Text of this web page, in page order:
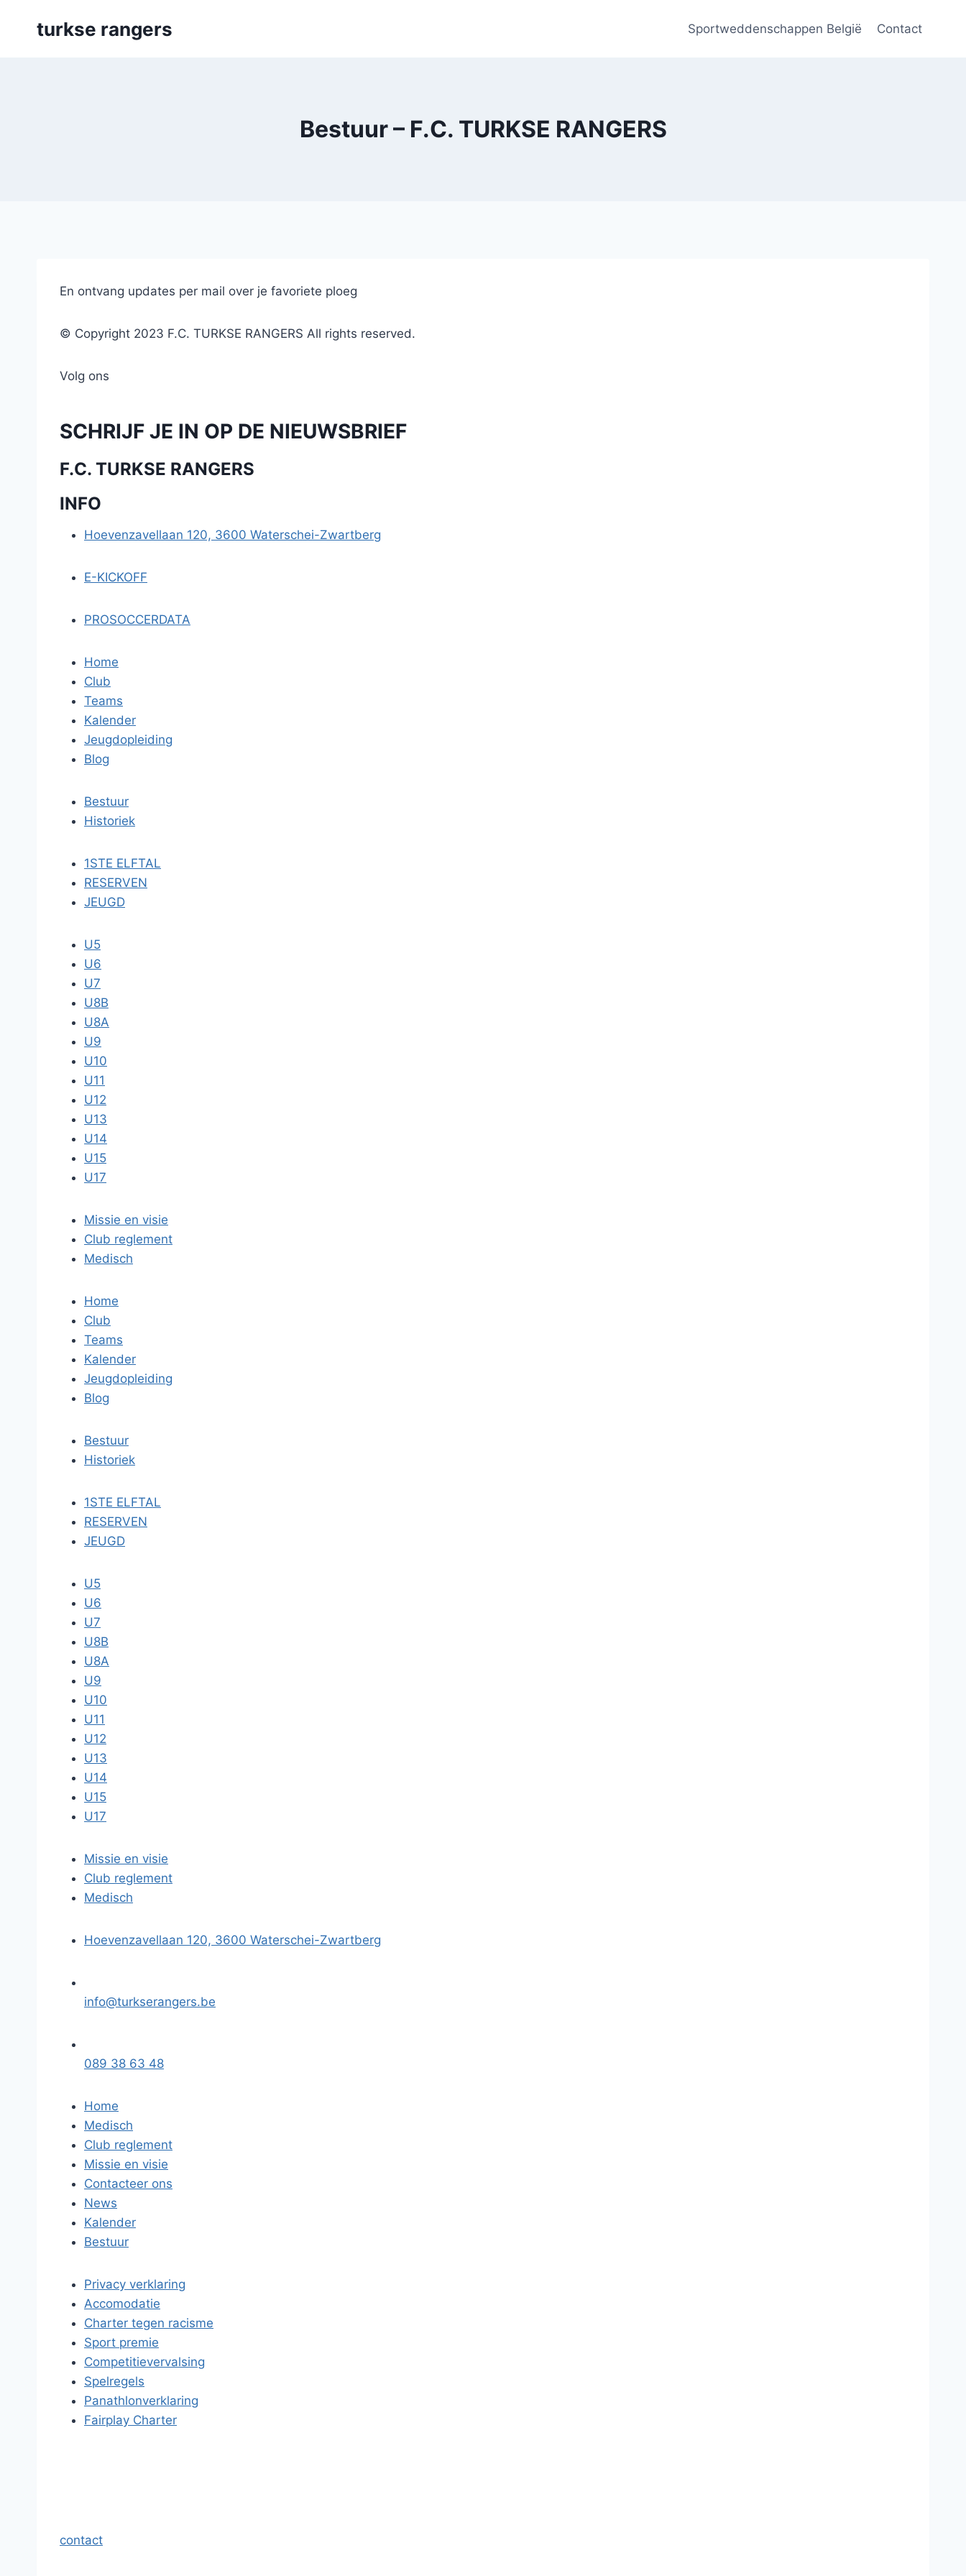
turkse rangers Sportweddenschappen België Contact
Bestuur – F.C. TURKSE RANGERS
En ontvang updates per mail over je favoriete ploeg
© Copyright 2023 F.C. TURKSE RANGERS All rights reserved.
Volg ons
SCHRIJF JE IN OP DE NIEUWSBRIEF
F.C. TURKSE RANGERS
INFO
Hoevenzavellaan 120, 3600 Waterschei-Zwartberg
E-KICKOFF
PROSOCCERDATA
Home
Club
Teams
Kalender
Jeugdopleiding
Blog
Bestuur
Historiek
1STE ELFTAL
RESERVEN
JEUGD
U5
U6
U7
U8B
U8A
U9
U10
U11
U12
U13
U14
U15
U17
Missie en visie
Club reglement
Medisch
Home
Club
Teams
Kalender
Jeugdopleiding
Blog
Bestuur
Historiek
1STE ELFTAL
RESERVEN
JEUGD
U5
U6
U7
U8B
U8A
U9
U10
U11
U12
U13
U14
U15
U17
Missie en visie
Club reglement
Medisch
Hoevenzavellaan 120, 3600 Waterschei-Zwartberg
info@turkserangers.be
089 38 63 48
Home
Medisch
Club reglement
Missie en visie
Contacteer ons
News
Kalender
Bestuur
Privacy verklaring
Accomodatie
Charter tegen racisme
Sport premie
Competitievervalsing
Spelregels
Panathlonverklaring
Fairplay Charter
contact